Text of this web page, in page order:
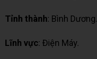
Tỉnh thành: Bình Dương.
Lĩnh vực: Điện Máy.